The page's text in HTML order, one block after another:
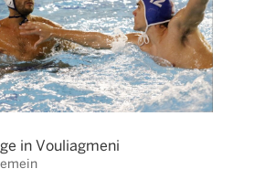
in Vouliagmeni